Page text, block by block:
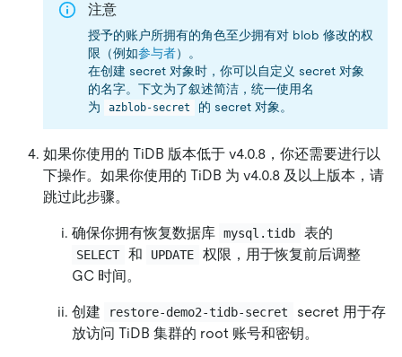
注意
授予的账户所拥有的角色至少拥有对 blob 修改的权
限（例如参与者）。
在创建 secret 对象时，你可以自定义 secret 对象
的名字。下文为了叙述简洁，统一使用名
为
azblob-secret 的 secret 对象。
如果你使用的 TiDB 版本低于 v4.0.8，你还需要进行以
下操作。如果你使用的 TiDB 为 v4.0.8 及以上版本，请
跳过此步骤。
确保你拥有恢复数据库 mysql.tidb 表的
SELECT 和 UPDATE
权限，用于恢复前后调整
GC 时间。
创建 restore-demo2-tidb-secret
secret 用于存
放访问 TiDB 集群的 root 账号和密钥。